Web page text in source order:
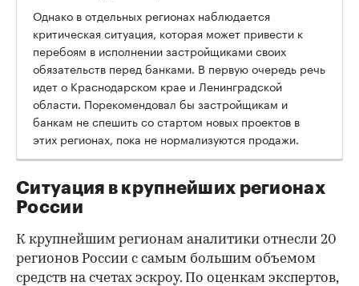
Однако в отдельных регионах наблюдается
критическая ситуация, которая может привести к
перебоям в исполнении застройщиками своих
обязательств перед банками. В первую очередь речь
идет о Краснодарском крае и Ленинградской
области. Порекомендовал бы застройщикам и
банкам не спешить со стартом новых проектов в
этих регионах, пока не нормализуются продажи.
Ситуация в крупнейших регионах
России
К крупнейшим регионам аналитики отнесли 20
регионов России с самым большим объемом
средств на счетах эскроу. По оценкам экспертов,